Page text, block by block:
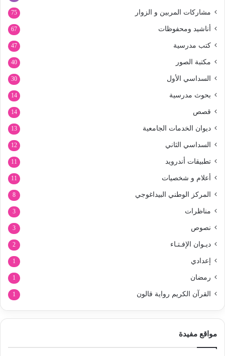
مشاركات المربين و الزوار 75
أناشيد ومحفوظات 67
كتب مدرسية 47
مكتبة الصور 40
السداسي الأول 30
بحوث مدرسية 14
قصص 14
ديوان الخدمات الجامعية 13
السداسي الثاني 12
تطبيقات أندرويد 11
أعلام و شخصيات 11
المركز الوطني البيداغوجي 8
مناظرات 3
نصوص 3
ديـوان الإفـتـاء 2
إعدادي 1
رمضان 1
القرآن الكريم رواية قالون 1
مواقع مفيدة